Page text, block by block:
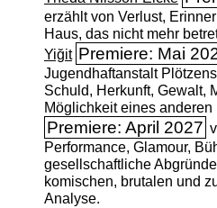
erzählt von Verlust,
Haus, das nicht mehr
Yiğit Premiere: Mai
Jugendhaftanstalt
Schuld, Herkunft, Gewalt,
Möglichkeit eines anderen
Premiere: April 2027
Performance, Glamour,
gesellschaftliche
komischen, brutalen und
Analyse.